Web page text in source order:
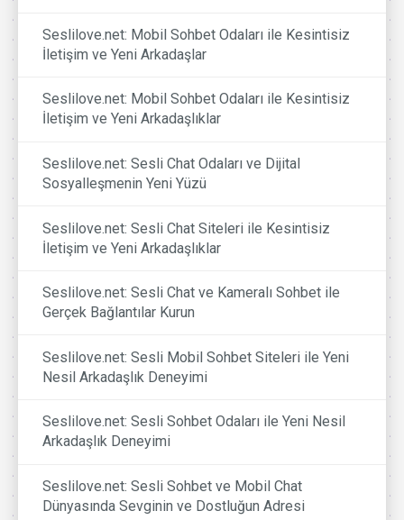
Seslilove.net: Mobil Sohbet Odaları ile Kesintisiz
İletişim ve Yeni Arkadaşlar
Seslilove.net: Mobil Sohbet Odaları ile Kesintisiz
İletişim ve Yeni Arkadaşlıklar
Seslilove.net: Sesli Chat Odaları ve Dijital
Sosyalleşmenin Yeni Yüzü
Seslilove.net: Sesli Chat Siteleri ile Kesintisiz
İletişim ve Yeni Arkadaşlıklar
Seslilove.net: Sesli Chat ve Kameralı Sohbet ile
Gerçek Bağlantılar Kurun
Seslilove.net: Sesli Mobil Sohbet Siteleri ile Yeni
Nesil Arkadaşlık Deneyimi
Seslilove.net: Sesli Sohbet Odaları ile Yeni Nesil
Arkadaşlık Deneyimi
Seslilove.net: Sesli Sohbet ve Mobil Chat
Dünyasında Sevginin ve Dostluğun Adresi